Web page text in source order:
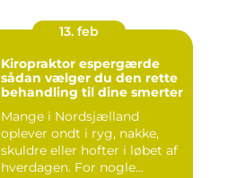
13. feb
Kiropraktor espergærde
sådan vælger du den rette
behandling til dine smerter
Mange i Nordsjælland
oplever ondt i ryg, nakke,
skuldre eller hofter i løbet af
hverdagen. For nogle...